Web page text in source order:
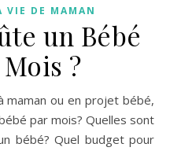
VIE DE MAMAN
un Bébé
?
par mois? Quelles sont
bébé? Quel budget pour